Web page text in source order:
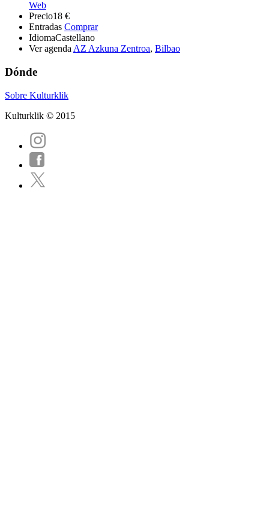
Web
Precio18 €
Entradas Comprar
IdiomaCastellano
Ver agenda AZ Azkuna Zentroa, Bilbao
Dónde
Sobre Kulturklik
Kulturklik © 2015